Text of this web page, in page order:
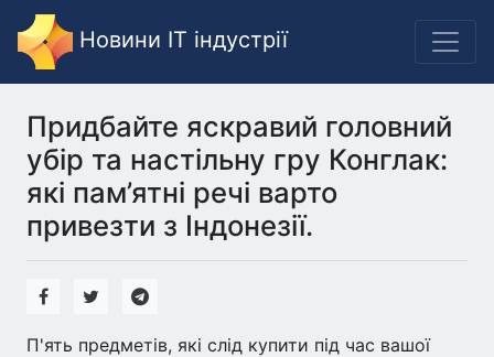
Новини IT індустрії
Придбайте яскравий головний
убір та настільну гру Конглак:
які пам’ятні речі варто
привезти з Індонезії.
П'ять предметів, які слід купити під час вашої